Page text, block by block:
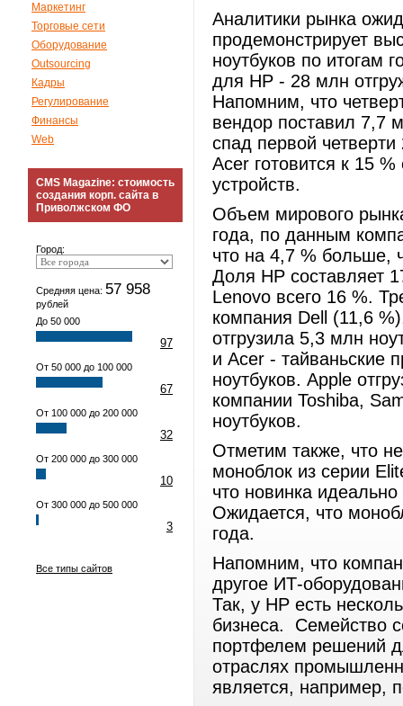
Маркетинг
Торговые сети
Оборудование
Outsourcing
Кадры
Регулирование
Финансы
Web
CMS Magazine: стоимость
создания корп. сайта в
Приволжском ФО
Город:
Средняя цена: 57 958
рублей
До 50 000
97
От 50 000 до 100 000
67
От 100 000 до 200 000
32
От 200 000 до 300 000
10
От 300 000 до 500 000
3
Все типы сайтов
Аналитики рынка
продемонстрирует
ноутбуков по итогам
для HP - 28 млн
Напомним, что
вендор поставил 7,7
спад первой четверти
Acer готовится к 15
устройств.
Объем мирового
года, по данным
что на 4,7 % больше,
Доля HP составляет
Lenovo всего 16 %.
компания Dell (11,6
отгрузила 5,3 млн
и Acer - тайваньские
ноутбуков. Apple
компании Toshiba,
ноутбуков.
Отметим также, что
моноблок из серии
что новинка
Ожидается, что
года.
Напомним, что
другое ИТ-
Так, у HP есть
бизнеса. Семейство
портфелем решений
отраслях
является, например,